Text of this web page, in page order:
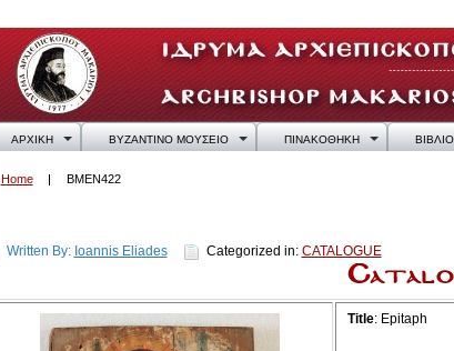
ΑΡΧΙΚΗ ΒΥΖΑΝΤΙΝΟ ΜΟΥΣΕΙΟ ΠΙΝΑΚΟΘΗΚΗ
Home BMEN422
Written By: Ioannis Eliades Categorized in: CATALOGUE
Title: Epitaph